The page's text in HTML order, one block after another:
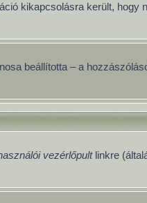
kikapcsolásra került, hogy
beállította – a
vezérlőpultlinkre